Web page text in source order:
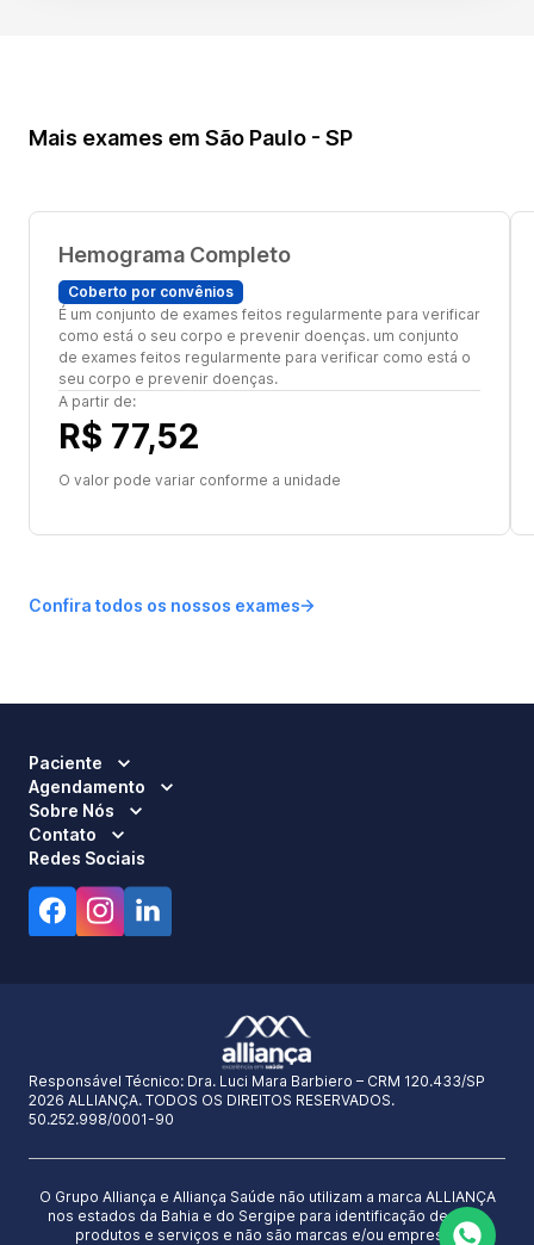
Mais exames em São Paulo - SP
Hemograma Completo
Coberto por convênios
É um conjunto de exames feitos regularmente para verificar
como está o seu corpo e prevenir doenças. um conjunto
de exames feitos regularmente para verificar como está o
seu corpo e prevenir doenças.
A partir de:
R$ 77,52
O valor pode variar conforme a unidade
Confira todos os nossos exames
Paciente
Agendamento
Sobre Nós
Contato
Redes Sociais
Responsável Técnico: Dra. Luci Mara Barbiero – CRM 120.433/SP
2026 ALLIANÇA. TODOS OS DIREITOS RESERVADOS.
50.252.998/0001-90
O Grupo Alliança e Alliança Saúde não utilizam a marca ALLIANÇA
nos estados da Bahia e do Sergipe para identificação de seus
produtos e serviços e não são marcas e/ou empresas